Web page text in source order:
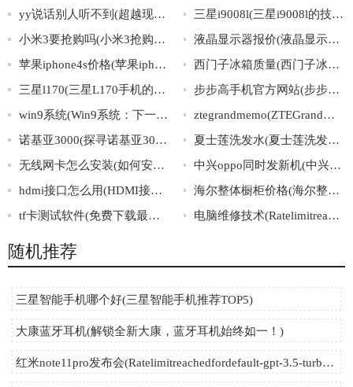
yy说话别人听不到(超越现实，YY世界里的交流之道)
三星i9008l(三星i9008l的技术规格和特点简介)
小米3要抢购吗(小米3抢购必备攻略，不容错过！)
液晶显示器报价(液晶显示器最新价格表)
苹果iphone4s价格(苹果iphone4s现在多少钱？)
西门子冰箱质量(西门子冰箱质量怎么样？)
三星l170(三星L170手机的特点及使用方法详解)
步步高手机官方网站(步步高手机官方网站：专注打造更好的移动体验)
win9系统(Win9系统：下一代操作系统即将来临)
ztegrandmemo(ZTEGrandMemo：突破大屏手机的极致体验！)
诺基亚3000(探寻诺基亚3000的前世今生)
夏士莲洗发水(夏士莲洗发水：让头发健康无忧的选择)
无线网卡怎么安装(如何安装无线网卡？)
中兴oppo同时发新机(中兴和OPPO同日发布最新款手机)
hdmi接口怎么用(HDMI接口使用方法详解)
海尔整体橱柜价格(海尔整体橱柜价格大揭秘，从配件到安装都在这里！)
tf卡测试软件(免费下载最新版TF卡测试软件！)
电脑维修技术(Ratelimitreachedfordefault-gpt-3.5-turboinorganizationorg-E8QatkEEUGHNJpG
随机推荐
三星智能手机哪个好(三星智能手机推荐TOP5)
大康蓝牙耳机(解锁全新大康，蓝牙耳机始终如一！)
红米note11pro发布会(Ratelimitreachedfordefault-gpt-3.5-turboinorganizationorg-wpCaWwQ